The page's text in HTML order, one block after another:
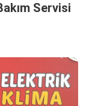
Servisi